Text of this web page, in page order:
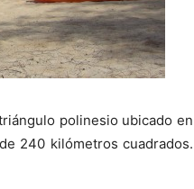
polinesio ubicado en
240 kilómetros cuadrados.